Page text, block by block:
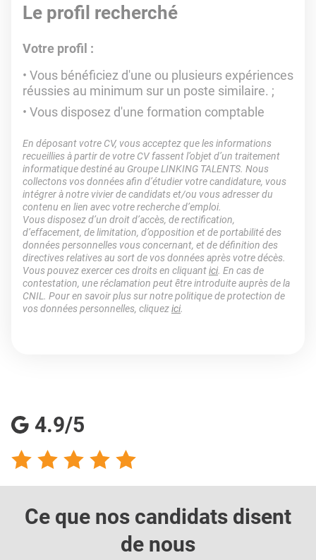
Le profil recherché
Votre profil :
Vous bénéficiez d'une ou plusieurs expériences
réussies au minimum sur un poste similaire. ;
Vous disposez d'une formation comptable
En déposant votre CV, vous acceptez que les informations
recueillies à partir de votre CV fassent l’objet d’un traitement
informatique destiné au Groupe LINKING TALENTS. Nous
collectons vos données afin d’étudier votre candidature, vous
intégrer à notre vivier de candidats et/ou vous adresser du
contenu en lien avec votre recherche d’emploi.
Vous disposez d’un droit d’accès, de rectification,
d’effacement, de limitation, d’opposition et de portabilité des
données personnelles vous concernant, et de définition des
directives relatives au sort de vos données après votre décès.
Vous pouvez exercer ces droits en cliquantici. En cas de
contestation, une réclamation peut être introduite auprès de la
CNIL. Pour en savoir plus sur notre politique de protection de
vos données personnelles, cliquezici.
4.9/5
Ce que nos candidats disent
de nous